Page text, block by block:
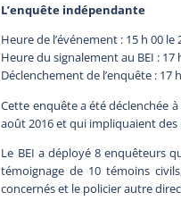
L’enquête indépendante
Heure de l’événement : 15 h 00 le
Heure du signalement au BEI : 17
Déclenchement de l’enquête : 17
Cette enquête a été déclenchée
août 2016 et qui impliquaient des
Le BEI a déployé 8 enquêteurs
témoignage de 10 témoins
concernés et le policier autre